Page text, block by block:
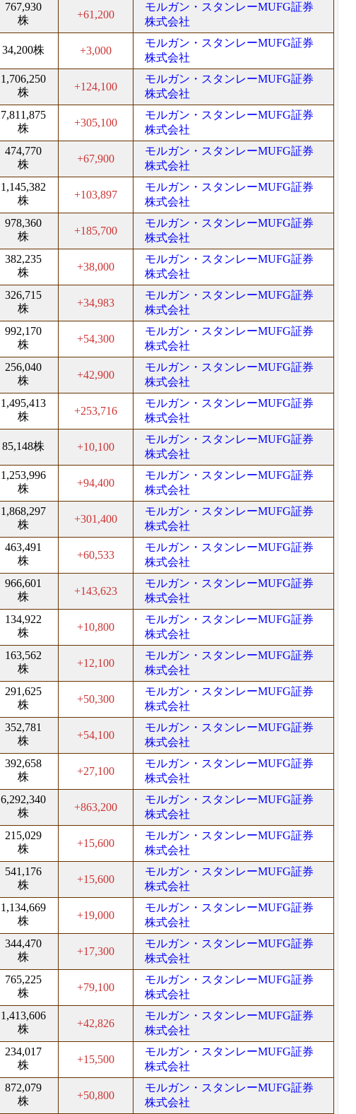
767,930
株
+61,200
モルガン・スタンレーMUFG証券
株式会社
34,200株 +3,000
モルガン・スタンレーMUFG証券
株式会社
1,706,250
株
+124,100
モルガン・スタンレーMUFG証券
株式会社
7,811,875
株
+305,100
モルガン・スタンレーMUFG証券
株式会社
474,770
株
+67,900
モルガン・スタンレーMUFG証券
株式会社
1,145,382
株
+103,897
モルガン・スタンレーMUFG証券
株式会社
978,360
株
+185,700
モルガン・スタンレーMUFG証券
株式会社
382,235
株
+38,000
モルガン・スタンレーMUFG証券
株式会社
326,715
株
+34,983
モルガン・スタンレーMUFG証券
株式会社
992,170
株
+54,300
モルガン・スタンレーMUFG証券
株式会社
256,040
株
+42,900
モルガン・スタンレーMUFG証券
株式会社
1,495,413
株
+253,716
モルガン・スタンレーMUFG証券
株式会社
85,148株 +10,100
モルガン・スタンレーMUFG証券
株式会社
1,253,996
株
+94,400
モルガン・スタンレーMUFG証券
株式会社
1,868,297
株
+301,400
モルガン・スタンレーMUFG証券
株式会社
463,491
株
+60,533
モルガン・スタンレーMUFG証券
株式会社
966,601
株
+143,623
モルガン・スタンレーMUFG証券
株式会社
134,922
株
+10,800
モルガン・スタンレーMUFG証券
株式会社
163,562
株
+12,100
モルガン・スタンレーMUFG証券
株式会社
291,625
株
+50,300
モルガン・スタンレーMUFG証券
株式会社
352,781
株
+54,100
モルガン・スタンレーMUFG証券
株式会社
392,658
株
+27,100
モルガン・スタンレーMUFG証券
株式会社
6,292,340
株
+863,200
モルガン・スタンレーMUFG証券
株式会社
215,029
株
+15,600
モルガン・スタンレーMUFG証券
株式会社
541,176
株
+15,600
モルガン・スタンレーMUFG証券
株式会社
1,134,669
株
+19,000
モルガン・スタンレーMUFG証券
株式会社
344,470
株
+17,300
モルガン・スタンレーMUFG証券
株式会社
765,225
株
+79,100
モルガン・スタンレーMUFG証券
株式会社
1,413,606
株
+42,826
モルガン・スタンレーMUFG証券
株式会社
234,017
株
+15,500
モルガン・スタンレーMUFG証券
株式会社
872,079
株
+50,800
モルガン・スタンレーMUFG証券
株式会社